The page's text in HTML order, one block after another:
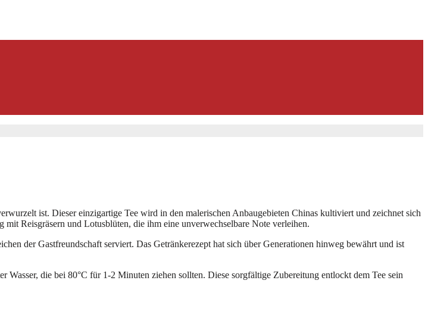
ist. Dieser einzigartige Tee wird in den malerischen Anbaugebieten Chinas kultiviert und zeichnet sich
Reisgräsern und Lotusblüten, die ihm eine unverwechselbare Note verleihen.
der Gastfreundschaft serviert. Das Getränkerezept hat sich über Generationen hinweg bewährt und ist
die bei 80°C für 1-2 Minuten ziehen sollten. Diese sorgfältige Zubereitung entlockt dem Tee sein